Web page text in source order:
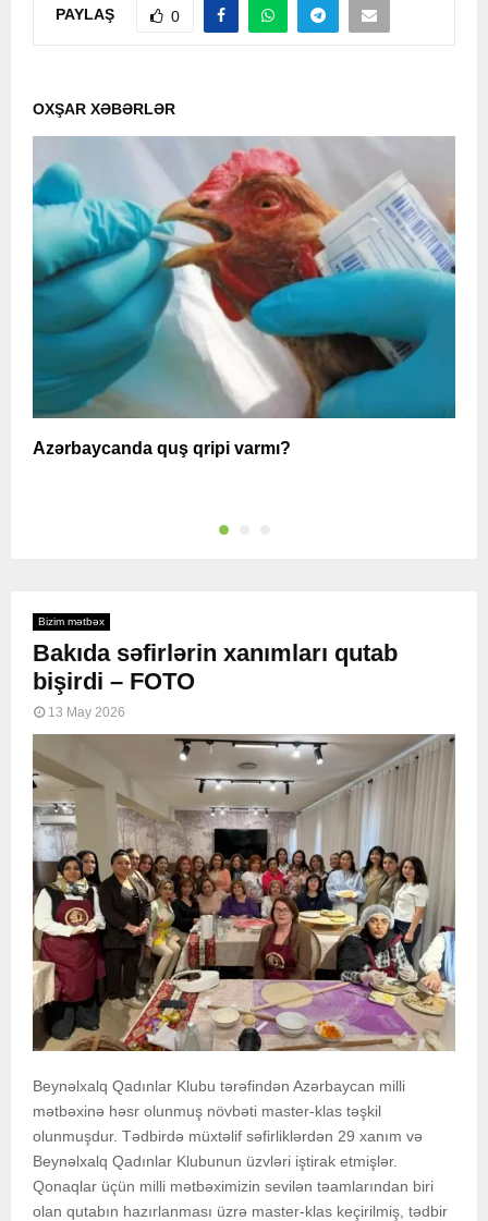
PAYLAŞ 0
OXŞAR XƏBƏRLƏR
Azərbaycanda quş qripi varmı?
Bizim mətbəx
Bakıda səfirlərin xanımları qutab
bişirdi – FOTO
13 May 2026
Beynəlxalq Qadınlar Klubu tərəfindən Azərbaycan milli
mətbəxinə həsr olunmuş növbəti master-klas təşkil
olunmuşdur. Tədbirdə müxtəlif səfirliklərdən 29 xanım və
Beynəlxalq Qadınlar Klubunun üzvləri iştirak etmişlər.
Qonaqlar üçün milli mətbəximizin sevilən təamlarından biri
olan qutabın hazırlanması üzrə master-klas keçirilmiş, tədbir